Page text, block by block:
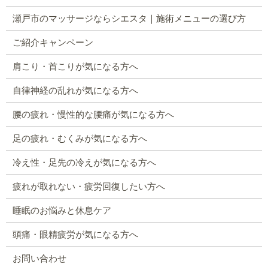
瀬戸市のマッサージならシエスタ｜施術メニューの選び方
ご紹介キャンペーン
肩こり・首こりが気になる方へ
自律神経の乱れが気になる方へ
腰の疲れ・慢性的な腰痛が気になる方へ
足の疲れ・むくみが気になる方へ
冷え性・足先の冷えが気になる方へ
疲れが取れない・疲労回復したい方へ
睡眠のお悩みと休息ケア
頭痛・眼精疲労が気になる方へ
お問い合わせ